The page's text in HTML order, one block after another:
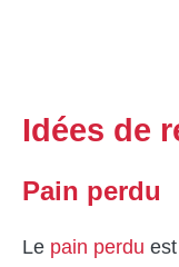
Idées de
Pain perdu
Le pain perdu